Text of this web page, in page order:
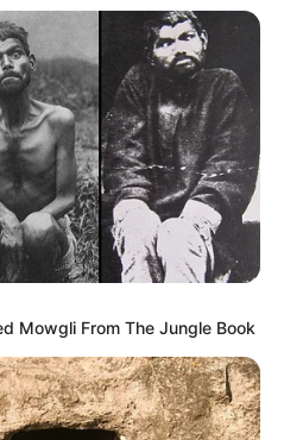
Mowgli From The Jungle Book